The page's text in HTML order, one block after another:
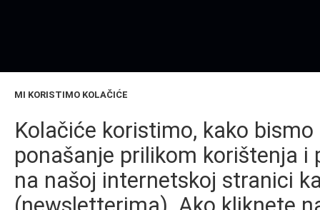
MI KORISTIMO KOLAČIĆE
Kolačiće koristimo, kako
ponašanje prilikom korištenja
na našoj internetskoj stranici